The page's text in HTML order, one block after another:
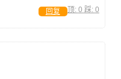
顶: 0 踩: 0
回复